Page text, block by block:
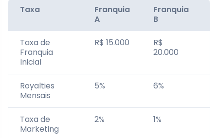
Taxa
Franquia
A
Franquia
B
Taxa de
Franquia
Inicial
R$ 15.000
R$
20.000
Royalties
Mensais
5% 6%
Taxa de
Marketing
2% 1%